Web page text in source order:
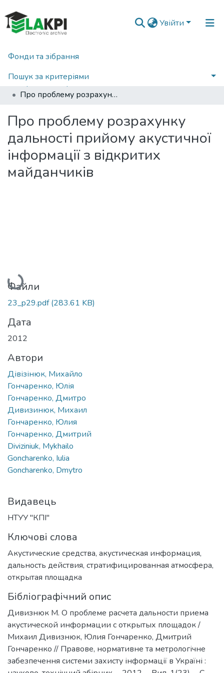
Увійти
Фонди та зібрання
Пошук за критеріями
Статистика
Головна
Наукова періодика
Про проблему розрахунку дальності прийому акустичної інформації з відкритих майданчиків
Про проблему розрахунку
дальності прийому акустичної
інформації з відкритих
майданчиків
Вантажиться...
Файли
23_p29.pdf(283.61 KB)
Дата
2012
Автори
Дівізінюк, Михайло
Гончаренко, Юлія
Гончаренко, Дмитро
Дивизинюк, Михаил
Гончаренко, Юлия
Гончаренко, Дмитрий
Diviziniuk, Mykhailo
Goncharenko, Iulia
Goncharenko, Dmytro
Видавець
НТУУ "КПІ"
Ключові слова
Акустические средства, акустическая информация,
дальность действия, стратифицированная атмосфера,
открытая площадка
Бібліографічний опис
Дивизнюк М. О проблеме расчета дальности приема
акустической информации с открытых площадок /
Михаил Дивизнюк, Юлия Гончаренко, Дмитрий
Гончаренко // Правове, нормативне та метрологічне
забезпечення системи захисту інформації в Україні :